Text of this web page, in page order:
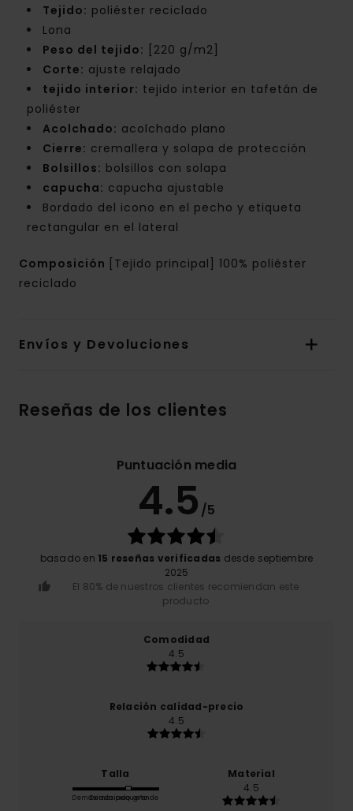
Tejido: poliéster reciclado
Lona
Peso del tejido: [220 g/m2]
Corte: ajuste relajado
tejido interior: tejido interior en tafetán de
poliéster
Acolchado: acolchado plano
Cierre: cremallera y solapa de protección
Bolsillos: bolsillos con solapa
capucha: capucha ajustable
Bordado del icono en el pecho y etiqueta
rectangular en el lateral
Composición
[Tejido principal] 100% poliéster
reciclado
Envíos y Devoluciones
Reseñas de los clientes
Puntuación media
4.5 /5
basado en 15 reseñas verificadas desde septiembre
2025
El 80% de nuestros clientes recomiendan este
producto
Comodidad
4.5
Relación calidad-precio
4.5
Talla
Demasiado pequeño
Demasiado grande
Material
4.5